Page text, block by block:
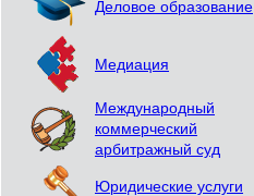
Деловое образование
Медиация
Международный
коммерческий
арбитражный суд
Юридические услуги